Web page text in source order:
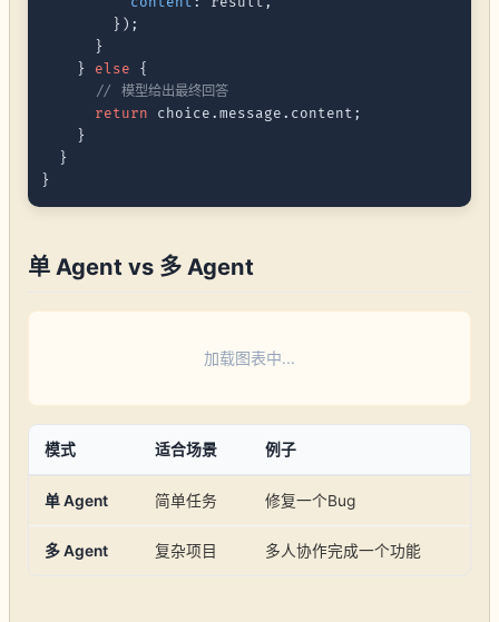
        });
      }
    }
else {
// 模型给出最终回答
return choice.message . content ;
    }
  }
单 Agent vs 多 Agent
加载图表中...
模式 适合场景 例子
单 Agent 简单任务 修复一个Bug
多 Agent 复杂项目 多人协作完成一个功能